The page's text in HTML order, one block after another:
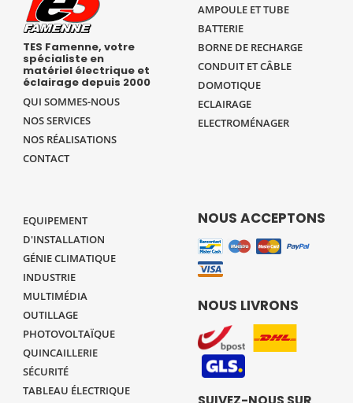
TES Famenne, votre
spécialiste en
matériel électrique et
éclairage depuis 2000
QUI SOMMES-NOUS
NOS SERVICES
NOS RÉALISATIONS
CONTACT
AMPOULE ET TUBE
BATTERIE
BORNE DE RECHARGE
CONDUIT ET CÂBLE
DOMOTIQUE
ECLAIRAGE
ELECTROMÉNAGER
EQUIPEMENT
D'INSTALLATION
GÉNIE CLIMATIQUE
INDUSTRIE
MULTIMÉDIA
OUTILLAGE
PHOTOVOLTAÏQUE
QUINCAILLERIE
SÉCURITÉ
TABLEAU ÉLECTRIQUE
NOUS ACCEPTONS
NOUS LIVRONS